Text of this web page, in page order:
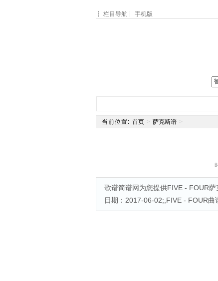
┆ 栏目导航 ┆ 手机版
当前位置: 首页 > 萨克斯谱 >
歌谱简谱网为您提供FIVE - FOUR
日期：2017-06-02;,FIVE - FOUR